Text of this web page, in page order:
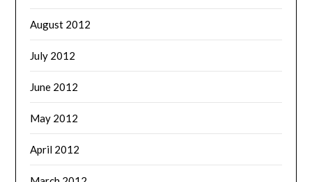
August 2012
July 2012
June 2012
May 2012
April 2012